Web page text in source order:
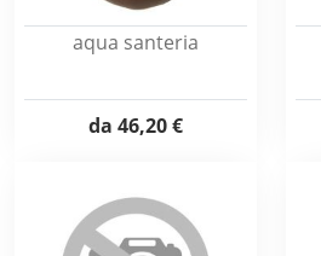
aqua santeria
da 46,20 €